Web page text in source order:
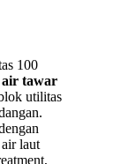
100
air tawar
utilitas
laut